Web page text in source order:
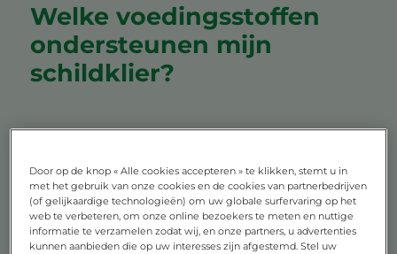
Welke voedingsstoffen
ondersteunen mijn
schildklier?
De schildklier is een orgaan in de hals, die
bekend staat om zijn vlinderachtige vorm. Voor
je gezondheid is het belangrijk dat je
schildklier goed werkt. De schildklier maakt de
Door op de knop « Alle cookies accepteren » te klikken, stemt u in
met het gebruik van onze cookies en de cookies van partnerbedrijven
(of gelijkaardige technologieën) om uw globale surfervaring op het
web te verbeteren, om onze online bezoekers te meten en nuttige
informatie te verzamelen zodat wij, en onze partners, u advertenties
kunnen aanbieden die op uw interesses zijn afgestemd. Stel uw